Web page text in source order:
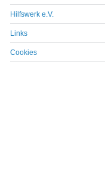
Hilfswerk e.V.
Links
Cookies